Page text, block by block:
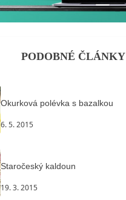
PODOBNÉ ČLÁNKY
Okurková polévka s bazalkou
6. 5. 2015
Staročeský kaldoun
19. 3. 2015